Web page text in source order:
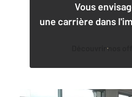
Vous
une carrière dans
Découvrir nos